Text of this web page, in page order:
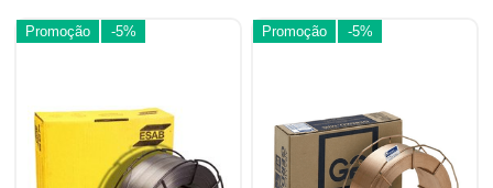
Promoção -5% Promoção -5%